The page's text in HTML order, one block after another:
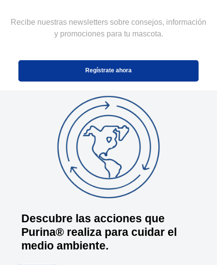
Recibe nuestras newsletters sobre consejos, información
y promociones para tu mascota.
Regístrate ahora
Descubre las acciones que
Purina® realiza para cuidar el
medio ambiente.